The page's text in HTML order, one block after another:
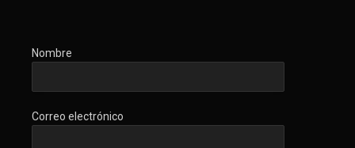
Nombre
Correo electrónico